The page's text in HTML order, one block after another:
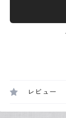
レビュー